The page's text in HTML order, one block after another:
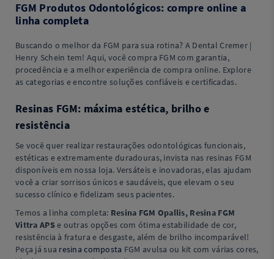
FGM Produtos Odontológicos: compre online a
linha completa
Buscando o melhor da FGM para sua rotina? A Dental Cremer |
Henry Schein tem! Aqui, você compra FGM com garantia,
procedência e a melhor experiência de compra online. Explore
as categorias e encontre soluções confiáveis e certificadas.
Resinas FGM: máxima estética, brilho e
resistência
Se você quer realizar restaurações odontológicas funcionais,
estéticas e extremamente duradouras, invista nas resinas FGM
disponíveis em nossa loja. Versáteis e inovadoras, elas ajudam
você a criar sorrisos únicos e saudáveis, que elevam o seu
sucesso clínico e fidelizam seus pacientes.
Temos a linha completa: Resina FGM Opallis, Resina FGM
Vittra APSe outras opções com ótima estabilidade de cor,
resistência à fratura e desgaste, além de brilho incomparável!
Peça já sua resina composta FGM avulsa ou kit com várias cores,